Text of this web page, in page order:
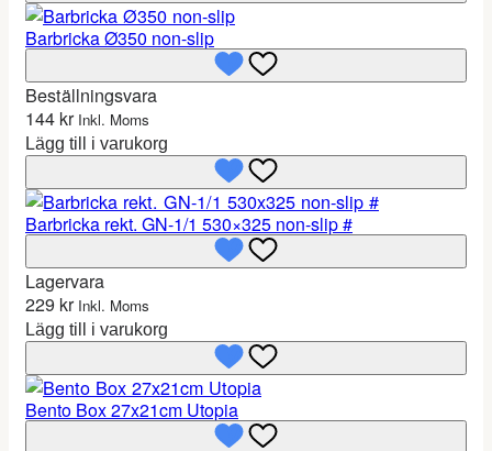
Barbricka Ø350 non-slip
Beställningsvara
144 kr Inkl. Moms
Lägg till i varukorg
Barbricka rekt. GN-1/1 530×325 non-slip #
Lagervara
229 kr Inkl. Moms
Lägg till i varukorg
Bento Box 27x21cm Utopia